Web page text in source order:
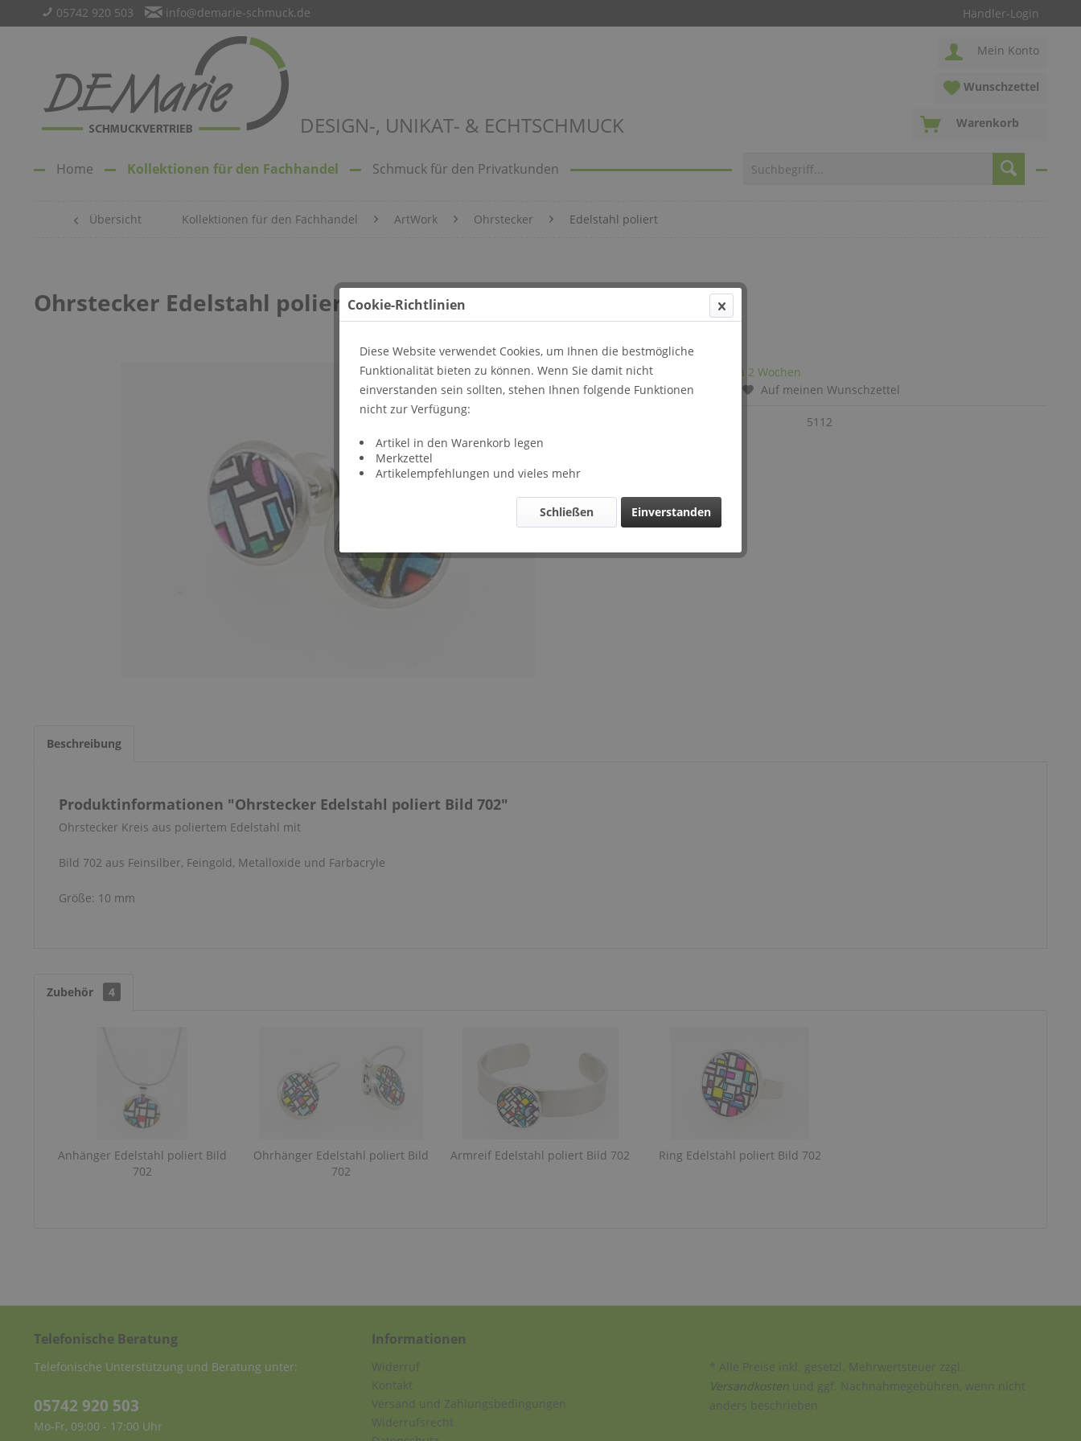
Händler-Login
05742 920 503 info@demarie-schmuck.de
DESIGN-, UNIKAT- & ECHTSCHMUCK
Mein Konto
Wunschzettel
Warenkorb
Home Kollektionen für den Fachhandel Schmuck für den Privatkunden
Übersicht Kollektionen für den Fachhandel ArtWork Ohrstecker Edelstahl poliert
Ohrstecker Edelstahl poliert Bild 702
Lieferzeit: ca 2 Wochen
Vergleichen
Auf meinen Wunschzettel
5112
Beschreibung
Produktinformationen "Ohrstecker Edelstahl poliert Bild 702"
Ohrstecker Kreis aus poliertem Edelstahl mit
Bild 702 aus Feinsilber, Feingold, Metalloxide und Farbacryle
Größe: 10 mm
Zubehör 4
Anhänger Edelstahl poliert Bild
702
Ohrhänger Edelstahl poliert Bild
702
Armreif Edelstahl poliert Bild 702 Ring Edelstahl poliert Bild 702
Telefonische Beratung
Telefonische Unterstützung und Beratung unter:
05742 920 503
Mo-Fr, 09:00 - 17:00 Uhr
Informationen
Widerruf
Kontakt
Versand und Zahlungsbedingungen
Widerrufsrecht
* Alle Preise inkl. gesetzl. Mehrwertsteuer zzgl.
Versandkosten und ggf. Nachnahmegebühren, wenn nicht
anders beschrieben
Cookie-Richtlinien
Diese Website verwendet Cookies, um Ihnen die bestmögliche
Funktionalität bieten zu können. Wenn Sie damit nicht
einverstanden sein sollten, stehen Ihnen folgende Funktionen
nicht zur Verfügung:
Artikel in den Warenkorb legen
Merkzettel
Artikelempfehlungen und vieles mehr
Einverstanden
Schließen